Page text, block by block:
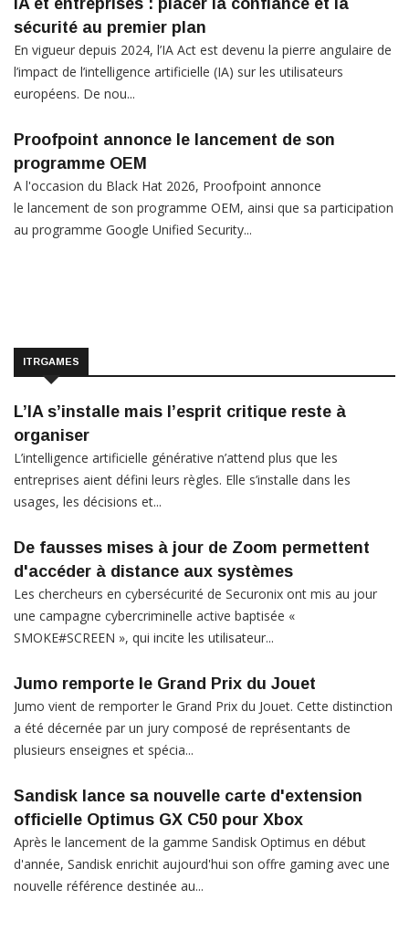
IA et entreprises : placer la confiance et la
sécurité au premier plan
En vigueur depuis 2024, l’IA Act est devenu la pierre angulaire de
l’impact de l’intelligence artificielle (IA) sur les utilisateurs
européens. De nou...
Proofpoint annonce le lancement de son
programme OEM
A l'occasion du Black Hat 2026, Proofpoint annonce
le lancement de son programme OEM, ainsi que sa participation
au programme Google Unified Security...
ITRGAMES
L’IA s’installe mais l’esprit critique reste à
organiser
L’intelligence artificielle générative n’attend plus que les
entreprises aient défini leurs règles. Elle s’installe dans les
usages, les décisions et...
De fausses mises à jour de Zoom permettent
d'accéder à distance aux systèmes
Les chercheurs en cybersécurité de Securonix ont mis au jour
une campagne cybercriminelle active baptisée «
SMOKE#SCREEN », qui incite les utilisateur...
Jumo remporte le Grand Prix du Jouet
Jumo vient de remporter le Grand Prix du Jouet. Cette distinction
a été décernée par un jury composé de représentants de
plusieurs enseignes et spécia...
Sandisk lance sa nouvelle carte d'extension
officielle Optimus GX C50 pour Xbox
Après le lancement de la gamme Sandisk Optimus en début
d'année, Sandisk enrichit aujourd'hui son offre gaming avec une
nouvelle référence destinée au...